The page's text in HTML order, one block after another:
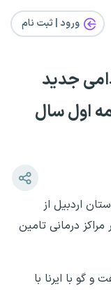
ورود | ثبت‌ نام
جدید
اول سال
اردبیل از
مجوز استخدام ۱۴۱ نفر در مراکز درمانی تامین
گو با ایرنا با